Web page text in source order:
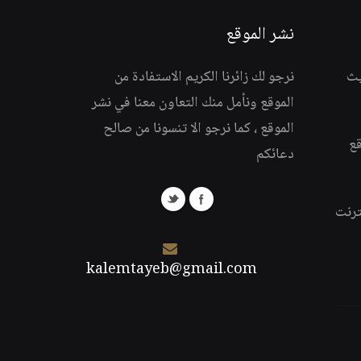
نشر الموقع
نرجو لك زائرنا الكريم الاستفادة من
الموقع ونأمل منك التعاون معنا في نشر
الموقع ، كما نرجو الا تنسونا من صالح
دعائكم
kalemtayeb@gmail.com